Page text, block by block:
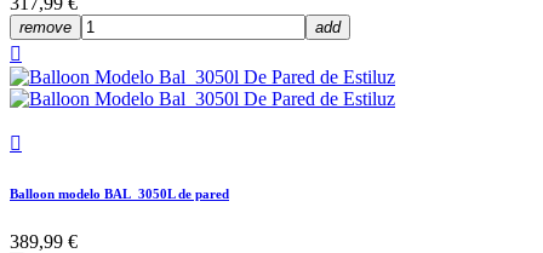
remove add


Balloon modelo BAL_3050L de pared
389,99 €